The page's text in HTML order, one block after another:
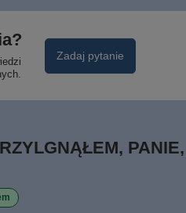
Zadaj pytanie